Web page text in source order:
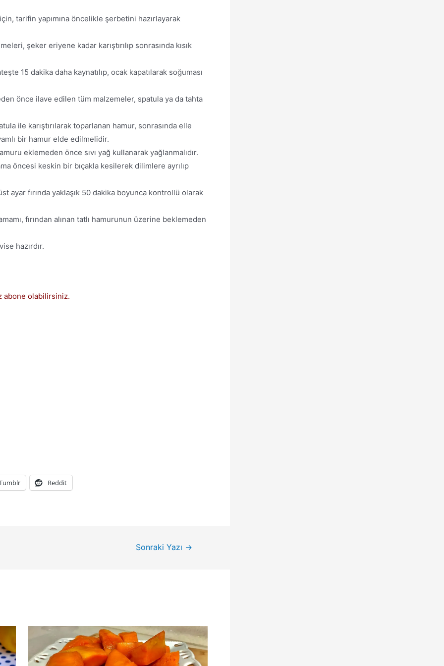
tarifin yapımına öncelikle şerbetini hazırlayarak
şeker eriyene kadar karıştırılıp sonrasında kısık
15 dakika daha kaynatılıp, ocak kapatılarak soğuması
önce ilave edilen tüm malzemeler, spatula ya da tahta
ile karıştırılarak toparlanan hamur, sonrasında elle
bir hamur elde edilmelidir.
eklemeden önce sıvı yağ kullanarak yağlanmalıdır.
öncesi keskin bir bıçakla kesilerek dilimlere ayrılıp
ayar fırında yaklaşık 50 dakika boyunca kontrollü olarak
fırından alınan tatlı hamurunun üzerine beklemeden
hazırdır.
abone olabilirsiniz.
Reddit
Sonraki Yazı →